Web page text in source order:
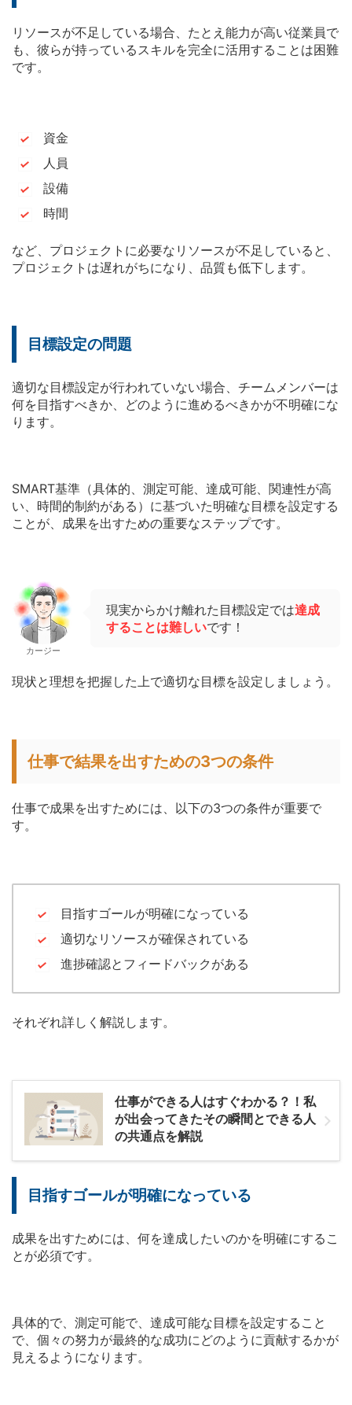
リソースが不足している場合、たとえ能力が高い従業員で
も、彼らが持っているスキルを完全に活用することは困難
です。
資金
人員
設備
時間
など、プロジェクトに必要なリソースが不足していると、
プロジェクトは遅れがちになり、品質も低下します。
目標設定の問題
適切な目標設定が行われていない場合、チームメンバーは
何を目指すべきか、どのように進めるべきかが不明確にな
ります。
SMART基準（具体的、測定可能、達成可能、関連性が高
い、時間的制約がある）に基づいた明確な目標を設定する
ことが、成果を出すための重要なステップです。
カージー
現実からかけ離れた目標設定では達成
することは難しいです！
現状と理想を把握した上で適切な目標を設定しましょう。
仕事で結果を出すための3つの条件
仕事で成果を出すためには、以下の3つの条件が重要で
す。
目指すゴールが明確になっている
適切なリソースが確保されている
進捗確認とフィードバックがある
それぞれ詳しく解説します。
仕事ができる人はすぐわかる？！私
が出会ってきたその瞬間とできる人
の共通点を解説
目指すゴールが明確になっている
成果を出すためには、何を達成したいのかを明確にするこ
とが必須です。
具体的で、測定可能で、達成可能な目標を設定すること
で、個々の努力が最終的な成功にどのように貢献するかが
見えるようになります。